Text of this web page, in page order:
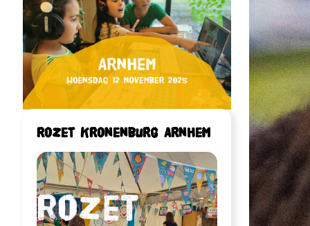
Rozet Kronenburg Arnhem
Rozet